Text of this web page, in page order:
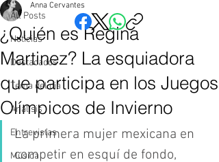
All Posts
Noticias
Destacados
Tema del dia
Analisis
Entrevistas
Música
¿Quién es Regina
Martinez? La esquiadora
que participa en los Juegos
Olímpicos de Invierno
Anna Cervantes
La primera mujer mexicana en
competir en esquí de fondo,